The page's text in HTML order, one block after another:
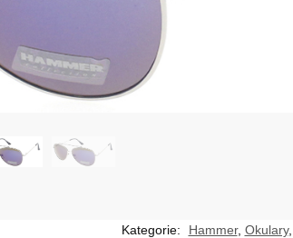
Kategorie: Hammer, Okulary,